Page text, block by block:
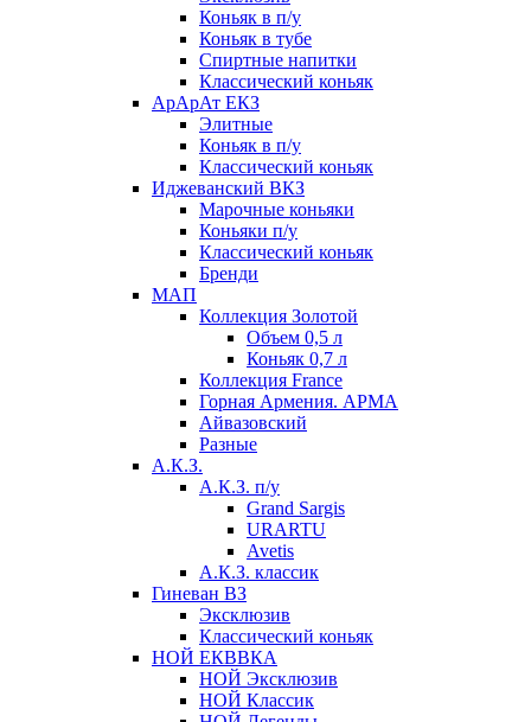
Коньяк в п/у
Коньяк в тубе
Спиртные напитки
Классический коньяк
АрАрАт ЕКЗ
Элитные
Коньяк в п/у
Классический коньяк
Иджеванский ВКЗ
Марочные коньяки
Коньяки п/у
Классический коньяк
Бренди
МАП
Коллекция Золотой
Объем 0,5 л
Коньяк 0,7 л
Коллекция France
Горная Армения. АРМА
Айвазовский
Разные
А.К.З.
А.К.З. п/у
Grand Sargis
URARTU
Avetis
А.К.З. классик
Гиневан ВЗ
Эксклюзив
Классический коньяк
НОЙ ЕКВВКА
НОЙ Эксклюзив
НОЙ Классик